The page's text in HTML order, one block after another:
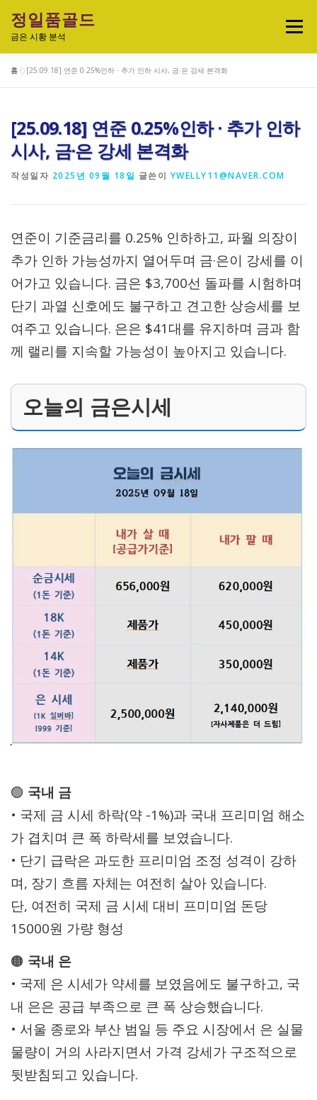
정일품골드
금은 시황 분석
메뉴
오늘의 금은시세 분석 금은 투자정보
정일품골드 제품관
홈 »[25.09.18] 연준 0.25%인하 · 추가 인하 시사, 금·은 강세 본격화
[25.09.18] 연준 0.25%인하 · 추가 인하
시사, 금·은 강세 본격화
작성일자 2025년 09월 18일 글쓴이 YWELLY11@NAVER.COM
연준이 기준금리를 0.25% 인하하고, 파월 의장이
추가 인하 가능성까지 열어두며 금·은이 강세를 이
어가고 있습니다. 금은 $3,700선 돌파를 시험하며
단기 과열 신호에도 불구하고 견고한 상승세를 보
여주고 있습니다. 은은 $41대를 유지하며 금과 함
께 랠리를 지속할 가능성이 높아지고 있습니다.
오늘의 금은시세
🟢 국내 금
• 국제 금 시세 하락(약 -1%)과 국내 프리미엄 해소
가 겹치며 큰 폭 하락세를 보였습니다.
• 단기 급락은 과도한 프리미엄 조정 성격이 강하
며, 장기 흐름 자체는 여전히 살아 있습니다.
단, 여전히 국제 금 시세 대비 프미미엄 돈당
15000원 가량 형성
🟠 국내 은
• 국제 은 시세가 약세를 보였음에도 불구하고, 국
내 은은 공급 부족으로 큰 폭 상승했습니다.
• 서울 종로와 부산 범일 등 주요 시장에서 은 실물
물량이 거의 사라지면서 가격 강세가 구조적으로
뒷받침되고 있습니다.